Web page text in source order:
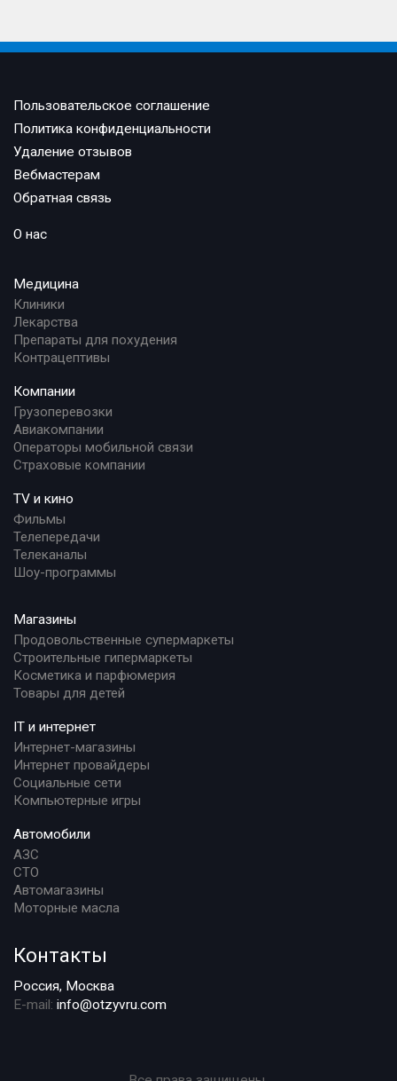
Пользовательское соглашение
Политика конфиденциальности
Удаление отзывов
Вебмастерам
Обратная связь
О нас
Медицина
Клиники
Лекарства
Препараты для похудения
Контрацептивы
Компании
Грузоперевозки
Авиакомпании
Операторы мобильной связи
Страховые компании
TV и кино
Фильмы
Телепередачи
Телеканалы
Шоу-программы
Магазины
Продовольственные супермаркеты
Строительные гипермаркеты
Косметика и парфюмерия
Товары для детей
IT и интернет
Интернет-магазины
Интернет провайдеры
Социальные сети
Компьютерные игры
Автомобили
АЗС
СТО
Автомагазины
Моторные масла
Контакты
Россия, Москва
E-mail: info@otzyvru.com